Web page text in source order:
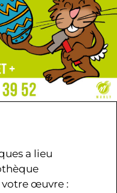
a lieu
votre œuvre :